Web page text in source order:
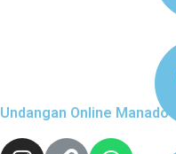
Undangan Online Manado